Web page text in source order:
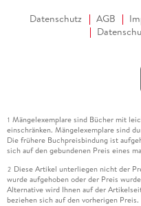
Datenschutz AGB
1 Mängelexemplare sind Bücher mit
einschränken. Mängelexemplare sind
Die frühere Buchpreisbindung ist
sich auf den gebundenen Preis eines
2 Diese Artikel unterliegen nicht der
wurde aufgehoben oder der Preis
Alternative wird Ihnen auf der
beziehen sich auf den vorherigen Preis.